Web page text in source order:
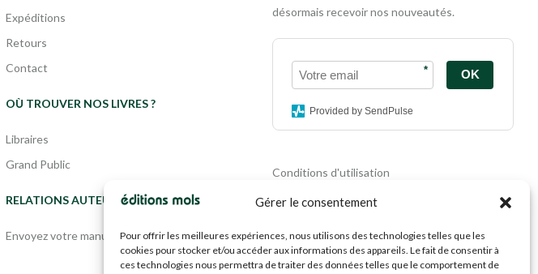
Gérer le consentement
Pour offrir les meilleures expériences, nous utilisons des technologies telles que les
cookies pour stocker et/ou accéder aux informations des appareils. Le fait de consentir à
ces technologies nous permettra de traiter des données telles que le comportement de
Expéditions
Retours
Contact
OÙ TROUVER NOS LIVRES ?
Libraires
Grand Public
RELATIONS AUTEURS
Envoyez votre manuscrit
désormais recevoir nos nouveautés.
* OK
Provided by SendPulse
Conditions d'utilisation
Politique de cookies
Mentions légales
Propriété intellectuelle